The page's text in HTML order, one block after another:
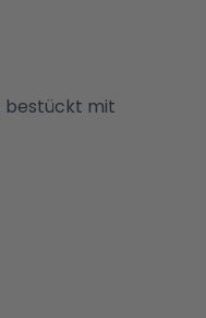
bestückt mit